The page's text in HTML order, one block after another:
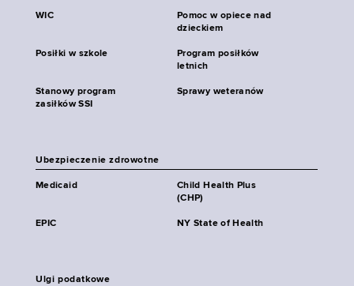
WIC
Pomoc w opiece nad
dzieckiem
Posiłki w szkole
Program posiłków
letnich
Stanowy program
zasiłków SSI
Sprawy weteranów
Ubezpieczenie zdrowotne
Medicaid
Child Health Plus
(CHP)
EPIC NY State of Health
Ulgi podatkowe